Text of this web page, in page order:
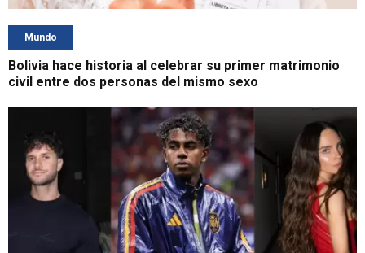
Mundo
Bolivia hace historia al celebrar su primer matrimonio
civil entre dos personas del mismo sexo